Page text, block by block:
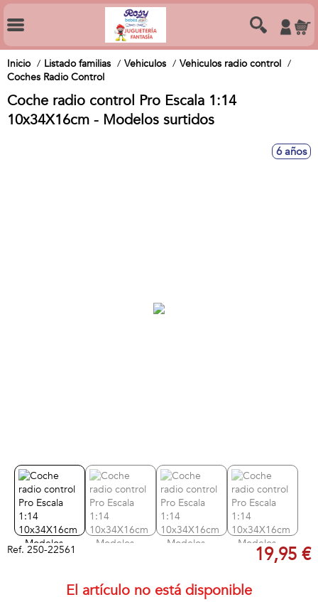
Inicio Listado familias Vehiculos
Vehiculos radio control
Coches Radio Control
Coche radio control Pro Escala 1:14
10x34X16cm - Modelos surtidos
6 años
Ref. 250-22561 19,95 €
El artículo no está disponible